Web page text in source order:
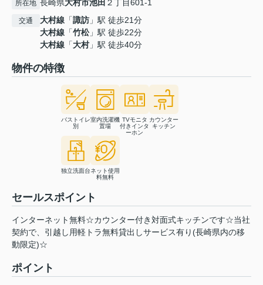
所在地 長崎県大村市池田 ２丁目601-1
交通 大村線 「諏訪 」駅 徒歩21分
大村線 「竹松」駅 徒歩22分
大村線 「大村」駅 徒歩40分
物件の特徴
バストイレ
別
室内洗濯機
置場
TVモニタ
付きインタ
ーホン
カウンター
キッチン
独立洗面台ネット使用
料無料
セールスポイント
インターネット無料☆カウンター付き対面式キッチンです☆当社
契約で、引越し用軽トラ無料貸出しサービス有り(長崎県内の移
動限定)☆
ポイント